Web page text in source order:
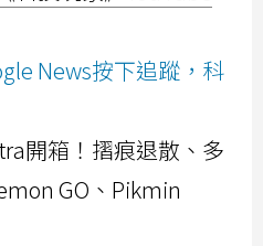
News按下追蹤，科
開箱！摺痕退散、多
GO、Pikmin